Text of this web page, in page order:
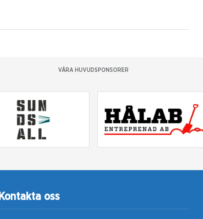
VÅRA HUVUDSPONSORER
Kontakta oss